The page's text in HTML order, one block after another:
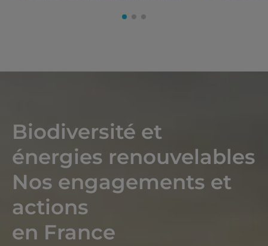
Biodiversité et
énergies renouvelables
Nos engagements et
actions
en France